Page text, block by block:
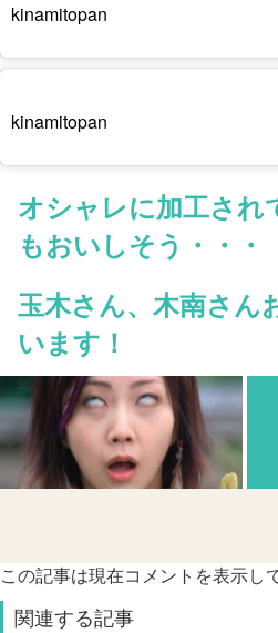
kinamitopan
kinamitopan
オシャレに加工され
もおいしそう・・・
玉木さん、木南さん
います！
この記事は現在コメントを表示し
関連する記事